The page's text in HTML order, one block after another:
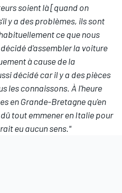
soient là [quand on
y a des problèmes, ils sont
ce que nous
d'assembler la voiture
à cause de la
décidé car il y a des pièces
les connaissons. À l'heure
en Grande-Bretagne qu'en
tout emmener en Italie pour
eu aucun sens."